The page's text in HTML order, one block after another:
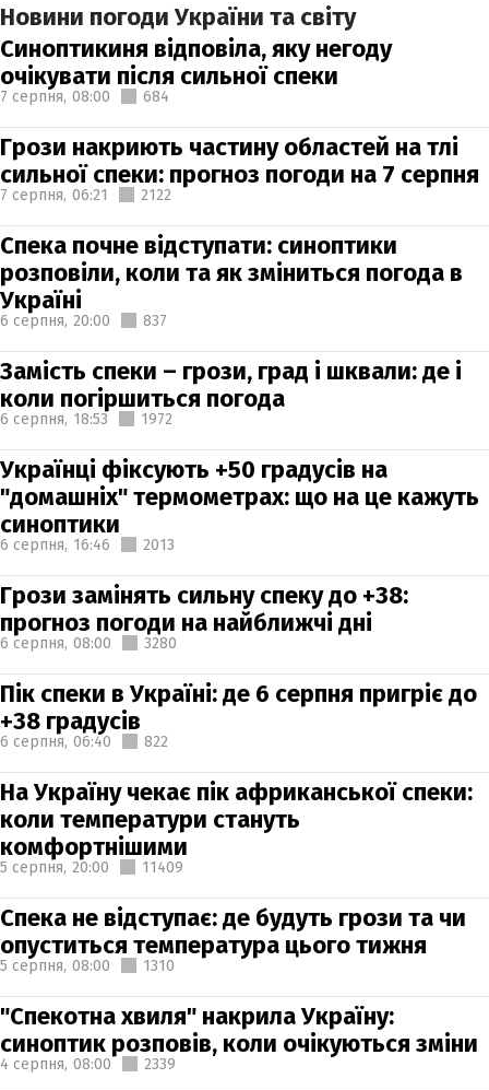
Новини погоди України та світу
Синоптикиня відповіла, яку негоду
очікувати після сильної спеки
7 серпня, 08:00 684
Грози накриють частину областей на тлі
сильної спеки: прогноз погоди на 7 серпня
7 серпня, 06:21 2122
Спека почне відступати: синоптики
розповіли, коли та як зміниться погода в
Україні
6 серпня, 20:00 837
Замість спеки – грози, град і шквали: де і
коли погіршиться погода
6 серпня, 18:53 1972
Українці фіксують +50 градусів на
"домашніх" термометрах: що на це кажуть
синоптики
6 серпня, 16:46 2013
Грози замінять сильну спеку до +38:
прогноз погоди на найближчі дні
6 серпня, 08:00 3280
Пік спеки в Україні: де 6 серпня пригріє до
+38 градусів
6 серпня, 06:40 822
На Україну чекає пік африканської спеки:
коли температури стануть
комфортнішими
5 серпня, 20:00 11409
Спека не відступає: де будуть грози та чи
опуститься температура цього тижня
5 серпня, 08:00 1310
"Спекотна хвиля" накрила Україну:
синоптик розповів, коли очікуються зміни
4 серпня, 08:00 2339